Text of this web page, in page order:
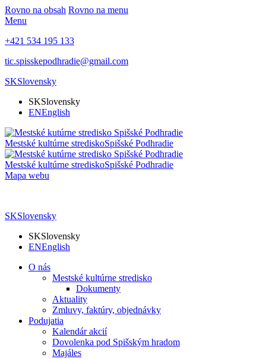
Rovno na obsah Rovno na menu
Menu
+421 534 195 133
tic.spisskepodhradie@gmail.com
SKSlovensky
SKSlovensky
ENEnglish
Mestské kultúrne strediskoSpišské Podhradie
Mestské kultúrne strediskoSpišské Podhradie
Mapa webu
SKSlovensky
SKSlovensky
ENEnglish
O nás
Mestské kultúrne stredisko
Dokumenty
Aktuality
Zmluvy, faktúry, objednávky
Podujatia
Kalendár akcií
Dovolenka pod Spišským hradom
Majáles